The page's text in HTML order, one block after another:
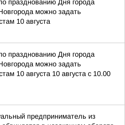
празднованию Дня города
можно задать
10 августа
празднованию Дня города
можно задать
10 августа 10 августа с 10.00
предприниматель из